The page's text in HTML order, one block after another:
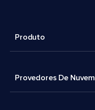
Produto
Provedores De Nuvem